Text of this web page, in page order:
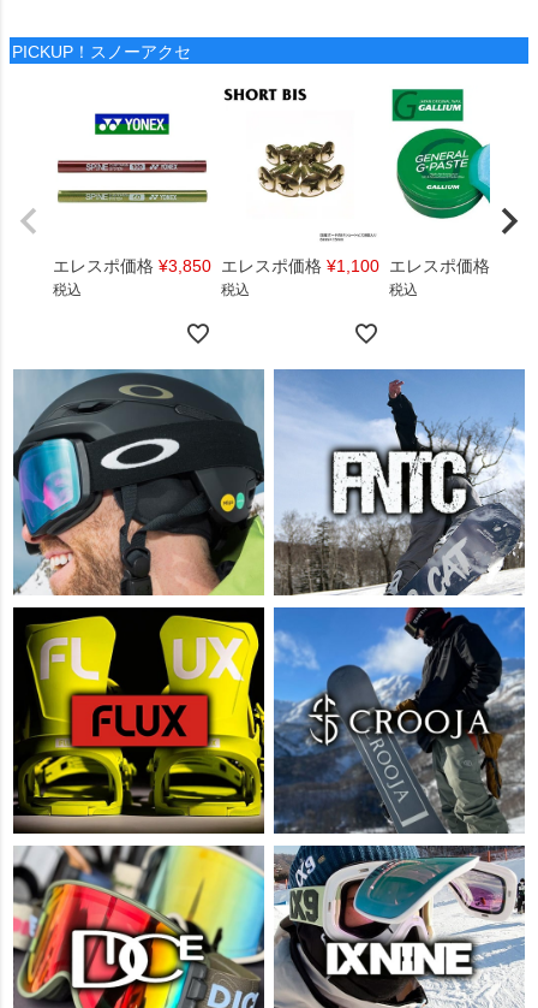
PICKUP！スノーアクセ
エレスポ価格 ¥3,850
税込
エレスポ価格 ¥1,100
税込
エレスポ価格
税込